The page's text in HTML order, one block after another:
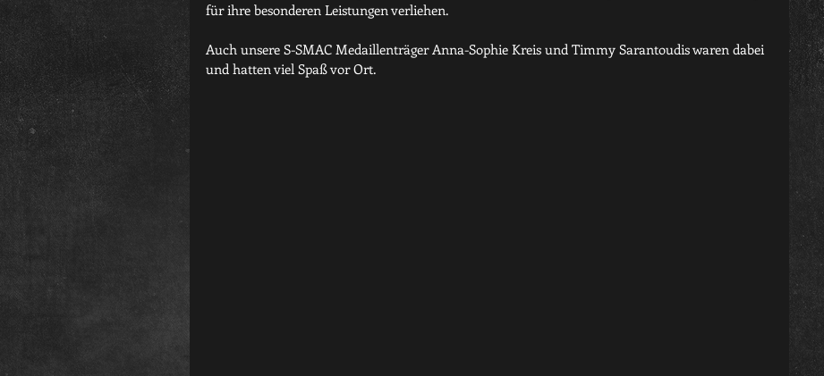
für ihre besonderen Leistungen verliehen.
Auch unsere S-SMAC Medaillenträger Anna-Sophie Kreis und Timmy Sarantoudis waren dabei
und hatten viel Spaß vor Ort.